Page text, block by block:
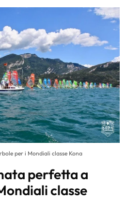
per i Mondiali classe Kona
perfetta a
classe